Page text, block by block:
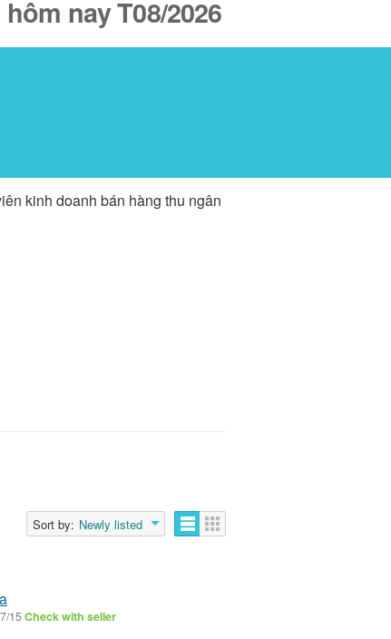
nay T08/2026
kinh doanh bán hàng thu ngân
Sort by: Newly listed
15Check with seller